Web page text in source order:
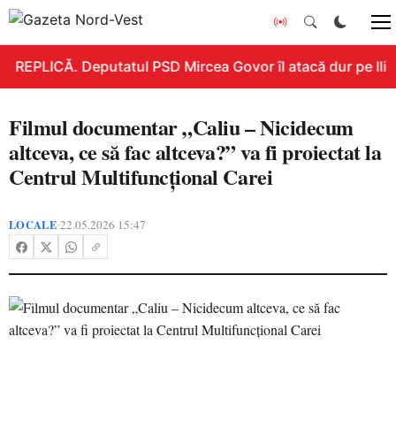
REPLICĂ. Deputatul PSD Mircea Govor îl atacă dur pe
Filmul documentar „Caliu – Nicidecum
altceva, ce să fac altceva?” va fi proiectat la
Centrul Multifuncțional Carei
LOCALE•22.05.2026 15:47